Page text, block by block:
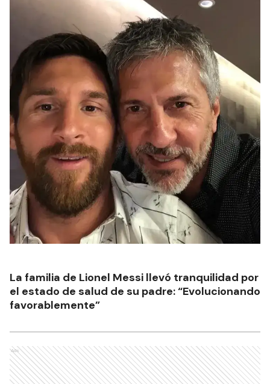
La familia de Lionel Messi llevó tranquilidad por
el estado de salud de su padre: “Evolucionando
favorablemente”
Ads